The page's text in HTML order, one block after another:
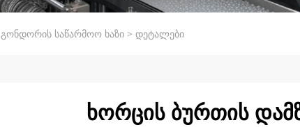
გონდორის საწარმოო ხაზი > დეტალები
ხორცის ბურთის